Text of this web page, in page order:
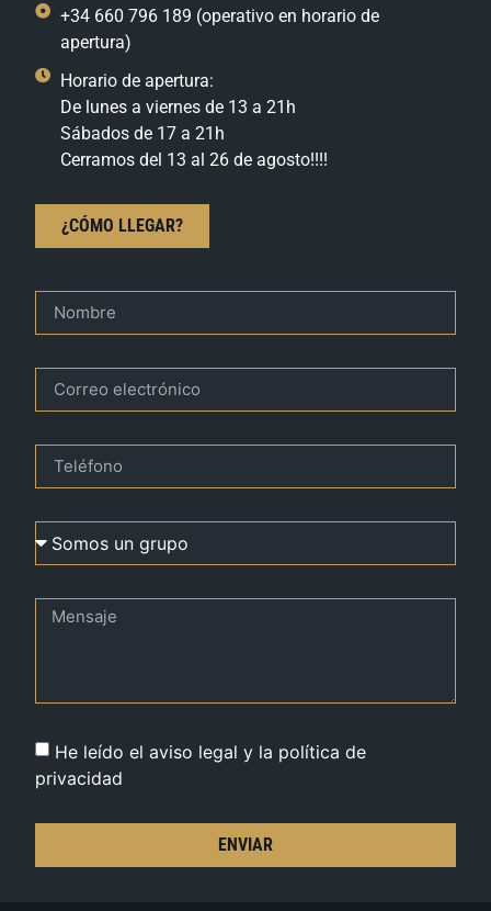
+34 660 796 189 (operativo en horario de
apertura)
Horario de apertura:
De lunes a viernes de 13 a 21h
Sábados de 17 a 21h
Cerramos del 13 al 26 de agosto!!!!
¿CÓMO LLEGAR?
He leído el aviso legal y la política de
privacidad
ENVIAR